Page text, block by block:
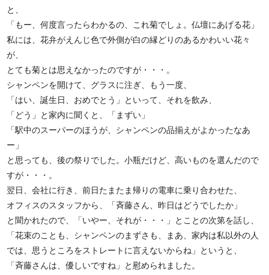
と、
「もー、何度言ったらわかるの、これ菊でしょ。仏壇にあげる花」
私には、花弁がえんじ色で外側が白の縁どりのあるかわいい花々
が、
とても菊とは思えなかったのですが・・・。
シャンペンを開けて、グラスに注ぎ、もう一度、
「はい、誕生日、おめでとう」といって、それを飲み、
「どう」と家内に聞くと、「まずい」
「駅中のスーパーのほうが、シャンペンの品揃えがよかったなあ
ー」
と思っても、後の祭りでした。小瓶だけど、高いものを選んだので
すが・・・。
翌日、会社に行き、前日たまたま帰りの電車に乗り合わせた、
オフィスのスタッフから、「斉藤さん、昨日はどうでしたか」
と聞かれたので、「いやー、それが・・・」とことの次第を話し、
「花束のことも、シャンペンのまずさも、まあ、家内は私以外の人
では、思うところをストレートに言えないからね」というと、
「斉藤さんは、優しいですね」と慰められました。